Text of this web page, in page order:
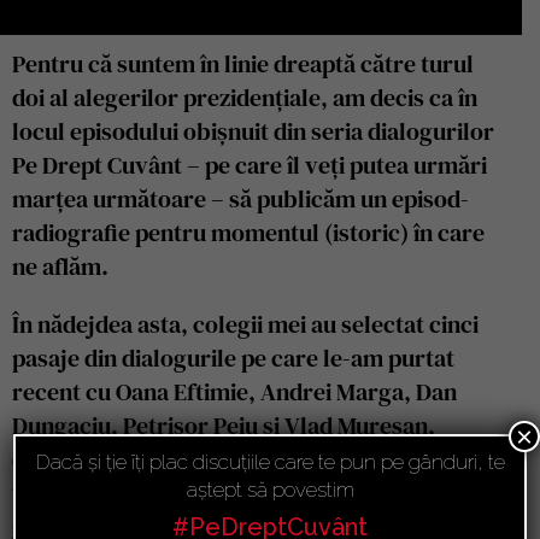
Pentru că suntem în linie dreaptă către turul
doi al alegerilor prezidențiale, am decis ca în
locul episodului obișnuit din seria dialogurilor
Pe Drept Cuvânt – pe care îl veți putea urmări
marțea următoare – să publicăm un episod-
radiografie pentru momentul (istoric) în care
ne aflăm.
În nădejdea asta, colegii mei au selectat cinci
pasaje din dialogurile pe care le-am purtat
recent cu Oana Eftimie, Andrei Marga, Dan
Dungaciu, Petrișor Peiu și Vlad Mureșan,
dezbateri prin care am pus pe masă câteva
teme care descriu cu mare claritate contextul
geopolitic, economic și social de azi.
Dacă și ție îți plac discuțiile care te pun pe gânduri, te
aștept să povestim
#PeDreptCuvânt
×